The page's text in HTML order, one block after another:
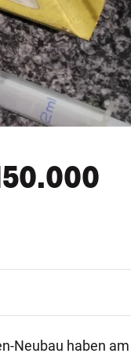
Neubau haben am